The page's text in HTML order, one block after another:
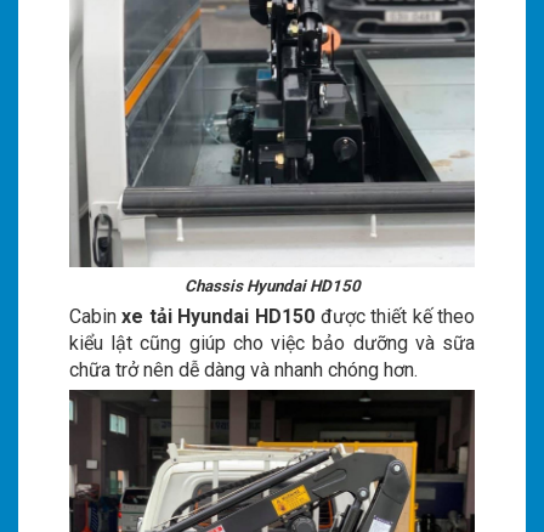
Chassis Hyundai HD150
Cabinxe tải Hyundai HD150 được thiết kế theo
kiểu lật cũng giúp cho việc bảo dưỡng và sữa
chữa trở nên dễ dàng và nhanh chóng hơn.